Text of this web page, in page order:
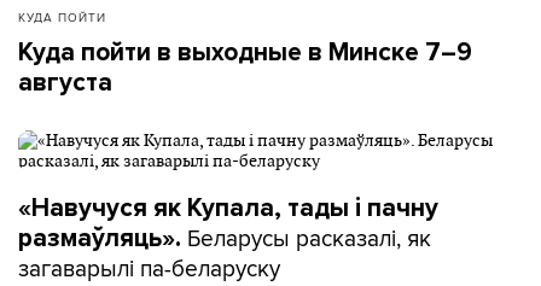
КУДА ПОЙТИ
Куда пойти в выходные в Минске 7–9
августа
«Навучуся як Купала, тады і пачну
размаўляць». Беларусы расказалі, як
загаварылі па-беларуску